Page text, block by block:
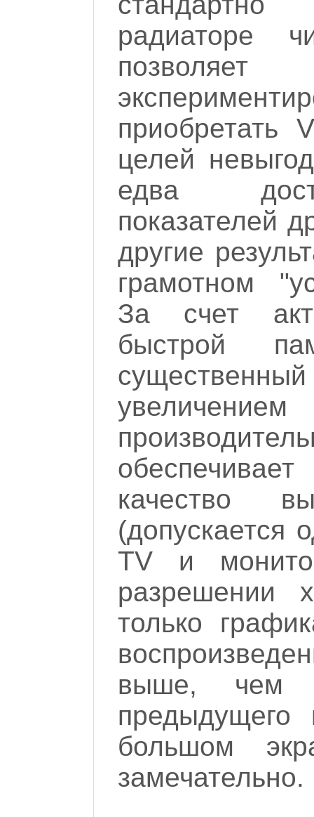
радиаторе
позволяет
приобретать
целей
едва
показателей
другие
грамотном
За счет
быстрой
увеличением
качество
(допускается
TV и
разрешении
только
выше, чем
большом
замечательно.